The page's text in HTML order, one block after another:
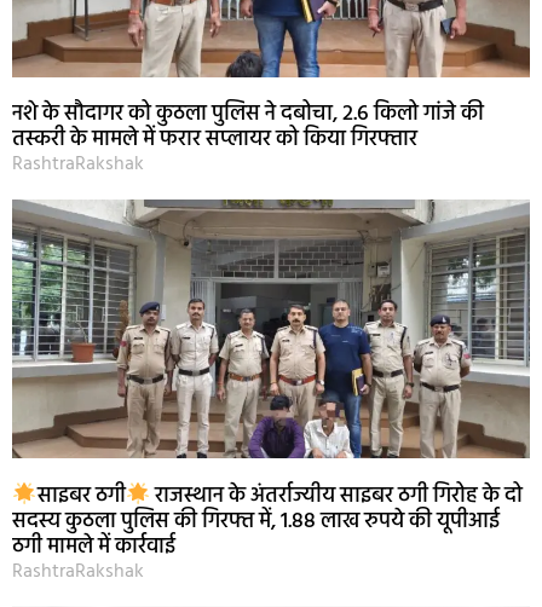
नशे के सौदागर को कुठला पुलिस ने दबोचा, 2.6 किलो गांजे की
तस्करी के मामले में फरार सप्लायर को किया गिरफ्तार
RashtraRakshak
साइबर ठगी राजस्थान के अंतर्राज्यीय साइबर ठगी गिरोह के दो
सदस्य कुठला पुलिस की गिरफ्त में, 1.88 लाख रुपये की यूपीआई
ठगी मामले में कार्रवाई
RashtraRakshak